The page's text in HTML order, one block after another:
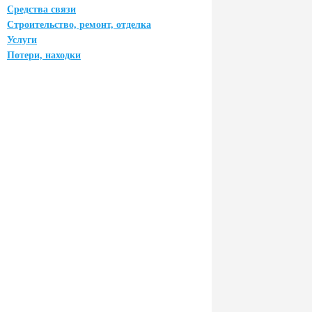
Средства связи
Строительство, ремонт, отделка
Услуги
Потери, находки